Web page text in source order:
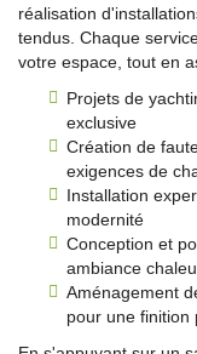
réalisation
tendus. Chaque
votre espace, tout en
Projets de
exclusive
Création de
exigences de
Installation
modernité
Conception et
ambiance
Aménagement
pour une finition